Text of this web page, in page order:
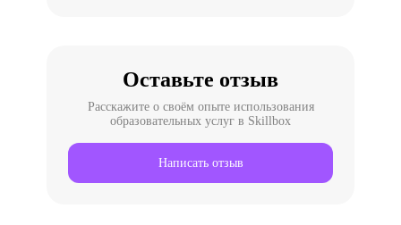
занятий, каждое из которых давало четкие
инструменты для развития и
совершенствования навыка говорения.
Оставьте отзыв
Расскажите о своём опыте использования
образовательных услуг в Skillbox
Написать отзыв